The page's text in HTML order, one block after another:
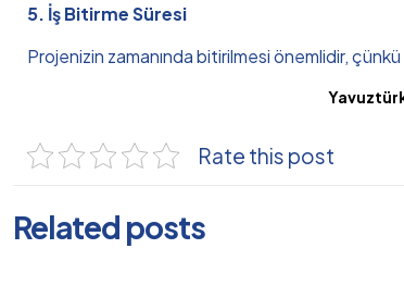
5. İş Bitirme Süresi
Projenizin zamanında bitirilmesi önemlidir,
Rate this post
Related posts